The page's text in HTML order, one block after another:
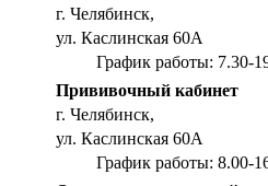
г. Челябинск,
ул. Каслинская 60А
График работы: 7.30-
Прививочный кабинет
г. Челябинск,
ул. Каслинская 60А
График работы: 8.00-